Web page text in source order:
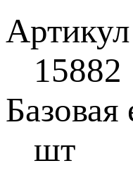
Артикул
15882
Базовая
шт